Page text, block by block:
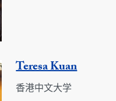
Teresa Kuan
香港中文大学